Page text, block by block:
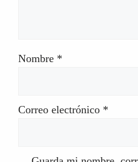
Nombre *
Correo electrónico *